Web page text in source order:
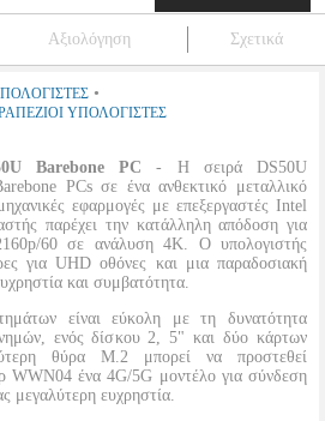
Αξιολόγηση Σχετικά
•
ΥΠΟΛΟΓΙΣΤΕΣ
Barebone PC - Η σειρά DS50U
PCs σε ένα ανθεκτικό μεταλλικό
εφαρμογές με επεξεργαστές Intel
παρέχει την κατάλληλη απόδοση για
60 σε ανάλυση 4K. Ο υπολογιστής
για UHD οθόνες και μια παραδοσιακή
και συμβατότητα.
είναι εύκολη με τη δυνατότητα
ενός δίσκου 2, 5" και δύο κάρτων
θύρα M.2 μπορεί να προστεθεί
WWN04 ένα 4G/5G μοντέλο για σύνδεση
μεγαλύτερη ευχρηστία.